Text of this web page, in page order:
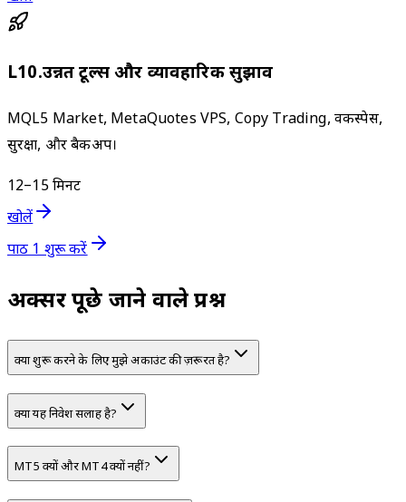
L10.उन्नत टूल्स और व्यावहारिक सुझाव
MQL5 Market, MetaQuotes VPS, Copy Trading, वर्कस्पेस,
सुरक्षा, और बैकअप।
12–15 मिनट
खोलें
पाठ 1 शुरू करें
अक्सर पूछे जाने वाले प्रश्न
क्या शुरू करने के लिए मुझे अकाउंट की ज़रूरत है?
क्या यह निवेश सलाह है?
MT5 क्यों और MT4 क्यों नहीं?